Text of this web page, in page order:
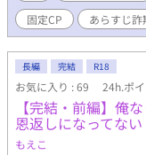
ないところありました
っていますが、やる気
ております。
固定CP あらすじ
長編 完結 R18
お気に入り : 69 24h.ポ
【完結・前編】俺
恩返しになってない
もえこ